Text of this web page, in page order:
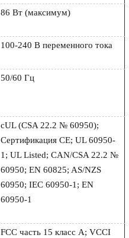
86 Вт (максимум)
100-240 В переменного тока
50/60 Гц
cUL (CSA 22.2 № 60950);
Сертификация CE; UL 60950-
1; UL Listed; CAN/CSA 22.2 №
60950; EN 60825; AS/NZS
60950; IEC 60950-1; EN
60950-1
FCC часть 15 класс A; VCCI